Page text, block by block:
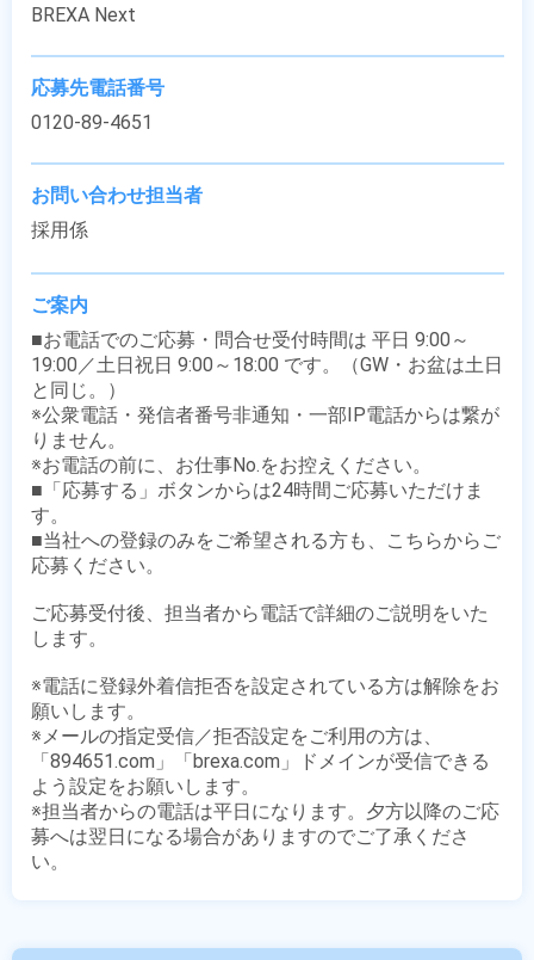
BREXA Next
応募先電話番号
0120-89-4651
お問い合わせ担当者
採用係
ご案内
■お電話でのご応募・問合せ受付時間は 平日 9:00～
19:00／土日祝日 9:00～18:00 です。（GW・お盆は土日
と同じ。）
※公衆電話・発信者番号非通知・一部IP電話からは繋が
りません。
※お電話の前に、お仕事No.をお控えください。
■「応募する」ボタンからは24時間ご応募いただけま
す。
■当社への登録のみをご希望される方も、こちらからご
応募ください。
ご応募受付後、担当者から電話で詳細のご説明をいた
します。
※電話に登録外着信拒否を設定されている方は解除をお
願いします。
※メールの指定受信／拒否設定をご利用の方は、
「894651.com」「brexa.com」ドメインが受信できる
よう設定をお願いします。
※担当者からの電話は平日になります。夕方以降のご応
募へは翌日になる場合がありますのでご了承くださ